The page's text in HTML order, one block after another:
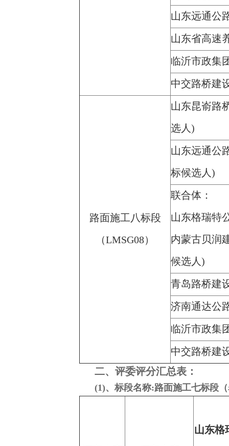
山东远通公
山东省高速
临沂市政集
中交路桥建
路面施工八标段
（LMSG08）
山东昆嵛路
选人)
山东远通公
标候选人)
联合体：
山东格瑞特
内蒙古贝润
候选人)
青岛路桥建
济南通达公
临沂市政集
中交路桥建
二、评委评分汇总表：
(1)、标段名称:路面施工七标段
山东格